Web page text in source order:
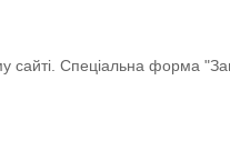
Спеціальна форма